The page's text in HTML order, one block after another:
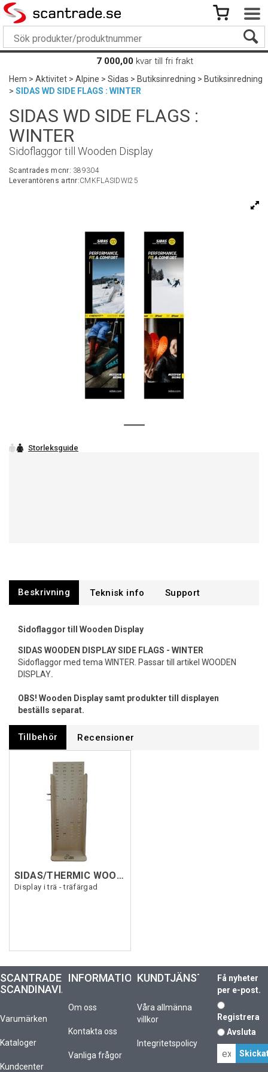
7 000,00 kvar till fri frakt
Hem>Aktivitet>Alpine>Sidas>Butiksinredning>Butiksinredning
>SIDAS WD SIDE FLAGS : WINTER
SIDAS WD SIDE FLAGS :
WINTER
Sidoflaggor till Wooden Display
Scantrades mcnr: 389304
Leverantörens artnr:CMKFLASIDWI25
Beskrivning Support
Sidoflaggor till Wooden Display
SIDAS WOODEN DISPLAY SIDE FLAGS - WINTER
Sidoflaggor med tema WINTER. Passar till artikel WOODEN
DISPLAY.
OBS! Wooden Display samt produkter till displayen
beställs separat.
Tillbehör Recensioner
SIDAS/THERMIC WOODEN DISPLAY
Display i trä - träfärgad
SCANTRADE
SCANDINAVIA
Varumärken
Kataloger
Kundcenter
INFORMATION
Om oss
Kontakta oss
Vanliga frågor
KUNDTJÄNST
Våra allmänna
villkor
Integritetspolicy
Få nyheter
per e-post.
Registrera
Avsluta